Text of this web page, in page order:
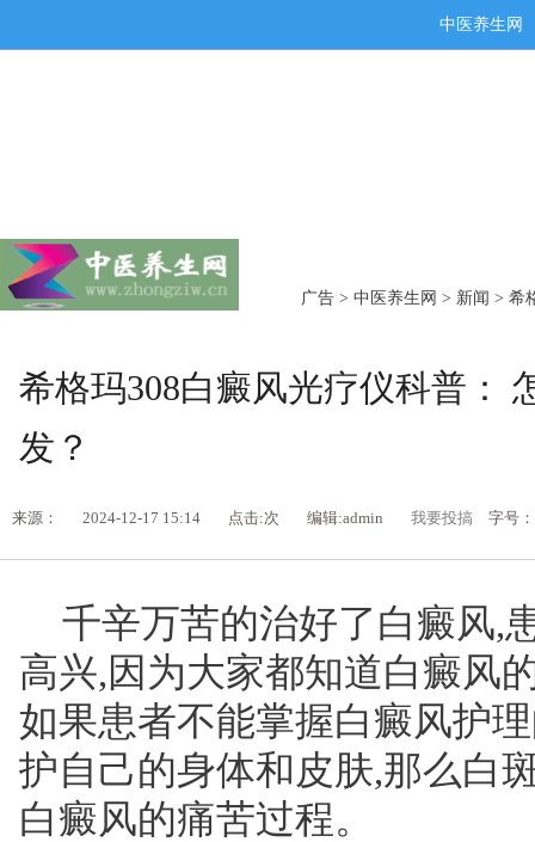
中医养生网
广告 > 中医养生网 > 新闻 > 希
希格玛308白癜风光疗仪科普：
发？
来源： 2024-12-17 15:14 点击:次 编辑:admin 我要投搞 字号：
千辛万苦的治好了白癜风,
高兴,因为大家都知道白癜风
如果患者不能掌握白癜风护
护自己的身体和皮肤,那么白
白癜风的痛苦过程。